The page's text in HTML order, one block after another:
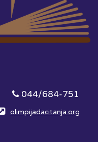
044/684-751
olimpijadacitanja.org